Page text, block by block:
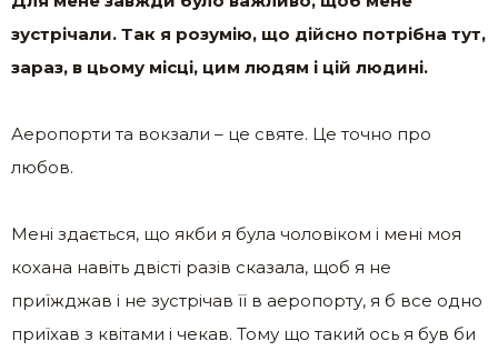
зустрічали. Так я розумію, що дійсно потрібна тут,
зараз, в цьому місці, цим людям і цій людині.
Аеропорти та вокзали – це святе. Це точно про
любов.
Мені здається, що якби я була чоловіком і мені моя
кохана навіть двісті разів сказала, щоб я не
приїжджав і не зустрічав її в аеропорту, я б все одно
приїхав з квітами і чекав. Тому що такий ось я був би